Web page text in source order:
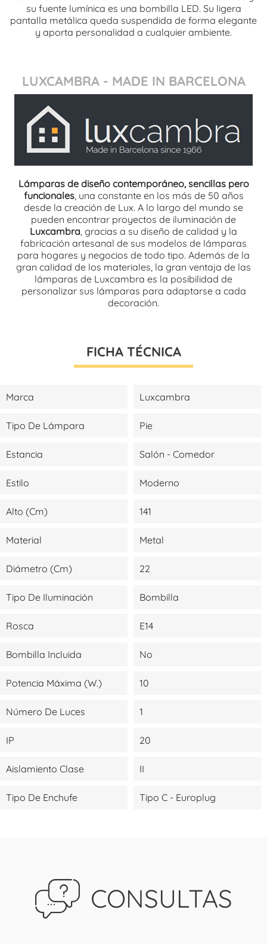
su fuente lumínica es una bombilla LED. Su ligera
pantalla metálica queda suspendida de forma elegante
y aporta personalidad a cualquier ambiente.
LUXCAMBRA - MADE IN BARCELONA
Lámparas de diseño contemporáneo, sencillas pero
funcionales, una constante en los más de 50 años
desde la creación de Lux. A lo largo del mundo se
pueden encontrar proyectos de iluminación de
Luxcambra , gracias a su diseño de calidad y la
fabricación artesanal de sus modelos de lámparas
para hogares y negocios de todo tipo. Además de la
gran calidad de los materiales, la gran ventaja de las
lámparas de Luxcambra es la posibilidad de
personalizar sus lámparas para adaptarse a cada
decoración.
FICHA TÉCNICA
Marca Luxcambra
Tipo De Lámpara Pie
Estancia Salón - Comedor
Estilo Moderno
Alto (cm) 141
Material Metal
Diámetro (cm) 22
Tipo De Iluminación Bombilla
Rosca E14
Bombilla Incluida No
Potencia Máxima (W.) 10
Número De Luces 1
IP 20
Aislamiento Clase II
Tipo De Enchufe Tipo C - Europlug
CONSULTAS